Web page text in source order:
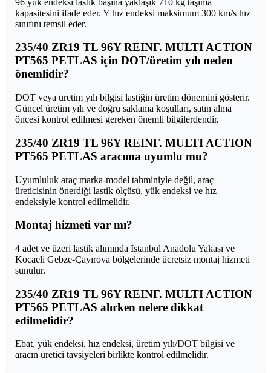
kapasitesini ifade eder. Y hız endeksi maksimum 300 km/s hız
sınıfını temsil eder.
235/40 ZR19 TL 96Y REINF. MULTI ACTION
PT565 PETLAS için DOT/üretim yılı neden
önemlidir?
DOT veya üretim yılı bilgisi lastiğin üretim dönemini gösterir.
Güncel üretim yılı ve doğru saklama koşulları, satın alma
öncesi kontrol edilmesi gereken önemli bilgilerdendir.
235/40 ZR19 TL 96Y REINF. MULTI ACTION
PT565 PETLAS aracıma uyumlu mu?
Uyumluluk araç marka-model tahminiyle değil, araç
üreticisinin önerdiği lastik ölçüsü, yük endeksi ve hız
endeksiyle kontrol edilmelidir.
Montaj hizmeti var mı?
4 adet ve üzeri lastik alımında İstanbul Anadolu Yakası ve
Kocaeli Gebze-Çayırova bölgelerinde ücretsiz montaj hizmeti
sunulur.
235/40 ZR19 TL 96Y REINF. MULTI ACTION
PT565 PETLAS alırken nelere dikkat
edilmelidir?
Ebat, yük endeksi, hız endeksi, üretim yılı/DOT bilgisi ve
aracın üretici tavsiyeleri birlikte kontrol edilmelidir.